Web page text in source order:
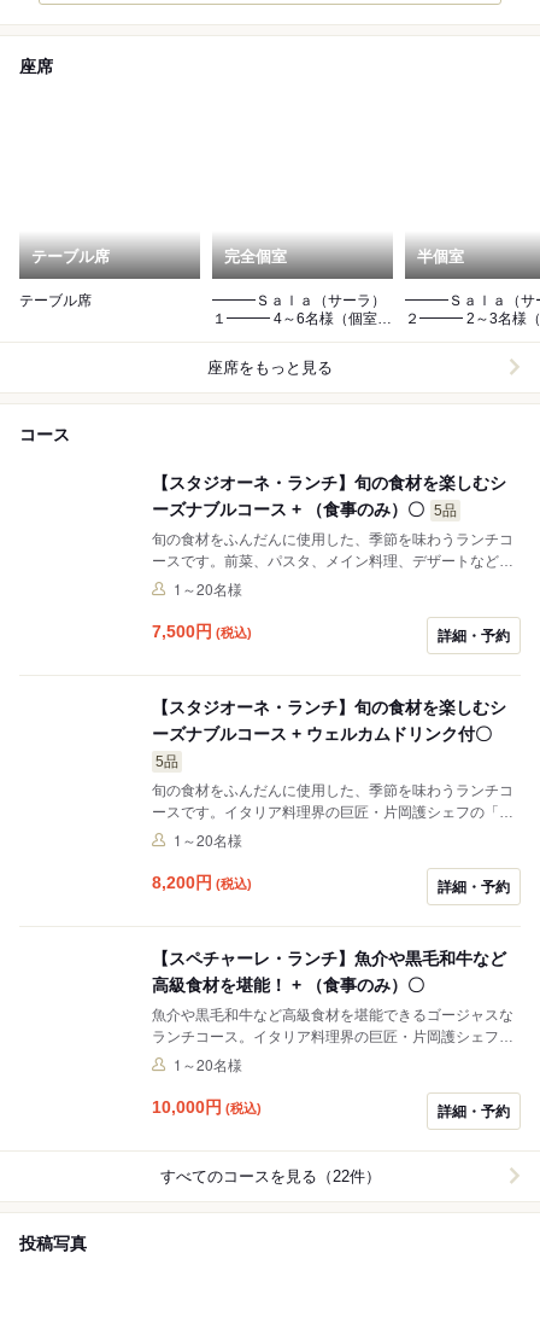
座席
テーブル席
テーブル席
完全個室
━━━Ｓａｌａ（サーラ）
１━━━ 4～6名様（個室
半個室
━━━Ｓａｌａ（サ
２━━━ 2～3名様（個室
座席をもっと見る
コース
【スタジオーネ・ランチ】旬の食材を楽しむシ
ーズナブルコース + （食事のみ）〇 5品
旬の食材をふんだんに使用した、季節を味わうランチコ
ースです。前菜、パスタ、メイン料理、デザートなど全
5品にてお愉しみください。パスタ・メイン料理はお選
もご用意しております。。
1～20名様
7,500円 (税込) 詳細・予約
【スタジオーネ・ランチ】旬の食材を楽しむシ
ーズナブルコース + ウェルカムドリンク付〇
5品
旬の食材をふんだんに使用した、季節を味わうランチコ
ースです。イタリア料理界の巨匠・片岡護シェフの「イ
タリアン懐石」を、前菜、パスタ、お肉料理、デザート
ク：スパークリングワイン、小ビール、ジンジャーエー
ル、オレンジジュース、ウーロン茶からお選びいただけ
1～20名様
8,200円 (税込) 詳細・予約
【スペチャーレ・ランチ】魚介や黒毛和牛など
高級食材を堪能！ + （食事のみ）〇
魚介や黒毛和牛など高級食材を堪能できるゴージャスな
ランチコース。イタリア料理界の巨匠・片岡護シェフの
「イタリアン懐石」を、前菜、パスタ、メイン、デザー
特別な日にもおすすめのスペシャルなコースです。
1～20名様
10,000円 (税込) 詳細・予約
すべてのコースを見る（22件）
投稿写真